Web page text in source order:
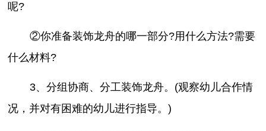
呢?
②你准备装饰龙舟的哪一部分?用什么方法?需要
什么材料?
3、分组协商、分工装饰龙舟。(观察幼儿合作情
况，并对有困难的幼儿进行指导。)